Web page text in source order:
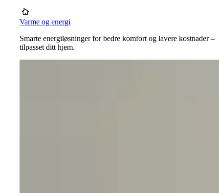
Varme og energi
Smarte energiløsninger for bedre komfort og lavere kostnader –
tilpasset ditt hjem.